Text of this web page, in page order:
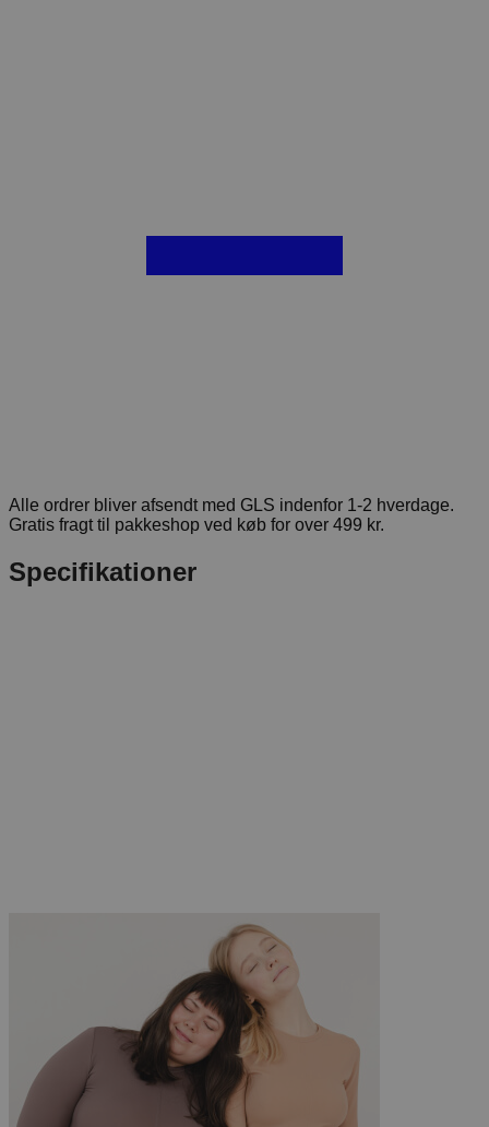
Alle ordrer bliver afsendt med GLS indenfor 1-2 hverdage.
Gratis fragt til pakkeshop ved køb for over 499 kr.
Specifikationer